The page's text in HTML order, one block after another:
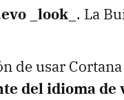
_look_ . La
de usar
del idioma de